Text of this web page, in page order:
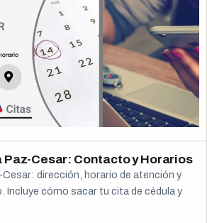
Cesar: Contacto y Horarios
dirección, horario de atención y
cómo sacar tu cita de cédula y